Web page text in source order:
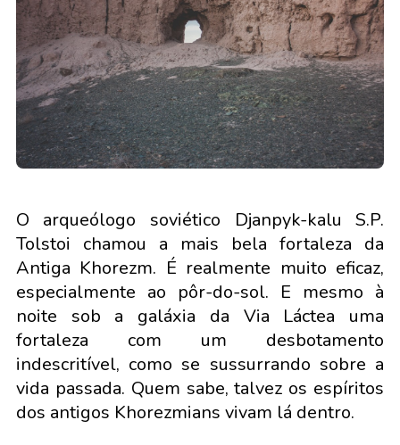
O arqueólogo soviético Djanpyk-kalu S.P.
Tolstoi chamou a mais bela fortaleza da
Antiga Khorezm. É realmente muito eficaz,
especialmente ao pôr-do-sol. E mesmo à
noite sob a galáxia da Via Láctea uma
fortaleza com um desbotamento
indescritível, como se sussurrando sobre a
vida passada. Quem sabe, talvez os espíritos
dos antigos Khorezmians vivam lá dentro.